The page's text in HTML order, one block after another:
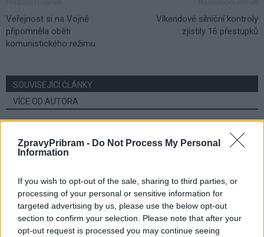
ZpravyPribram - Do Not Process My Personal
Information
If you wish to opt-out of the sale, sharing to third parties, or
processing of your personal or sensitive information for
targeted advertising by us, please use the below opt-out
section to confirm your selection. Please note that after your
opt-out request is processed you may continue seeing
Veřejnost si na Vojně
připomněla oběti
komunistického režimu
Víkendové silniční kontroly
zjistily 16 přestupků
SOUVISEJÍCÍ ČLÁNKY
VÍCE OD AUTORA
Většina koupališť na Příbramsku nabízí
výborné podmínky. Horší voda je jen na
Zpravodajství
Příbram modernizuje parkovací automaty.
Přibudou i tři nové poblíž Svaté Hory